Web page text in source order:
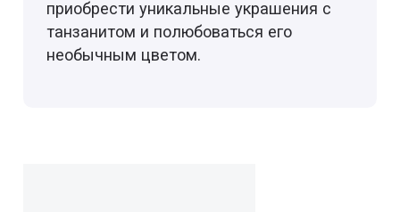
приобрести уникальные украшения с
танзанитом и полюбоваться его
необычным цветом.